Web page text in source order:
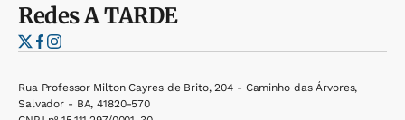
RedesA TARDE
Rua Professor Milton Cayres de Brito, 204 - Caminho das Árvores,
Salvador - BA, 41820-570